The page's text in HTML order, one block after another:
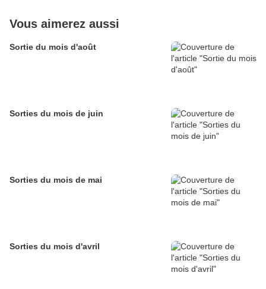
Vous aimerez aussi
Sortie du mois d'août
Sorties du mois de juin
Sorties du mois de mai
Sorties du mois d'avril